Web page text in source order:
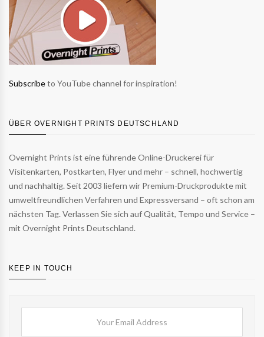
Subscribeto YouTube channel for inspiration!
ÜBER OVERNIGHT PRINTS DEUTSCHLAND
Overnight Prints ist eine führende Online-Druckerei für
Visitenkarten, Postkarten, Flyer und mehr – schnell, hochwertig
und nachhaltig. Seit 2003 liefern wir Premium-Druckprodukte mit
umweltfreundlichen Verfahren und Expressversand – oft schon am
nächsten Tag. Verlassen Sie sich auf Qualität, Tempo und Service –
mit Overnight Prints Deutschland.
KEEP IN TOUCH